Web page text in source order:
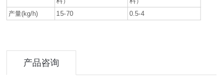
产量(kg/h) 15-70 0.5-4
产品咨询